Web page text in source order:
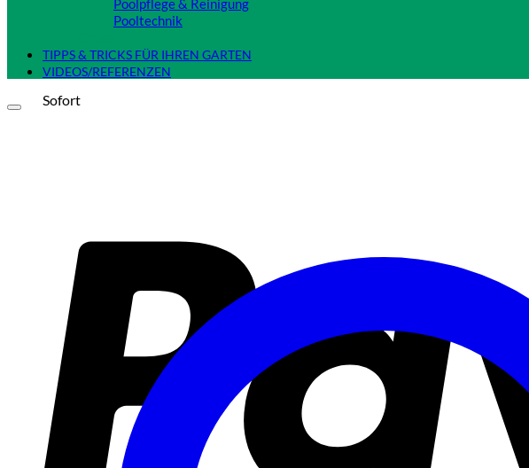
Sofort
Poolpflege & Reinigung
Pooltechnik
TIPPS & TRICKS FÜR IHREN GARTEN
VIDEOS/REFERENZEN